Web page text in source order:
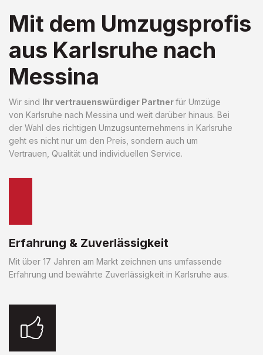
Mit dem Umzugsprofis
aus Karlsruhe nach
Messina
Wir sind Ihr vertrauenswürdiger Partnerfür Umzüge
von Karlsruhe nach Messina und weit darüber hinaus. Bei
der Wahl des richtigen Umzugsunternehmens in Karlsruhe
geht es nicht nur um den Preis, sondern auch um
Vertrauen, Qualität und individuellen Service.
Erfahrung & Zuverlässigkeit
Mit über 17 Jahren am Markt zeichnen uns umfassende
Erfahrung und bewährte Zuverlässigkeit in Karlsruhe aus.